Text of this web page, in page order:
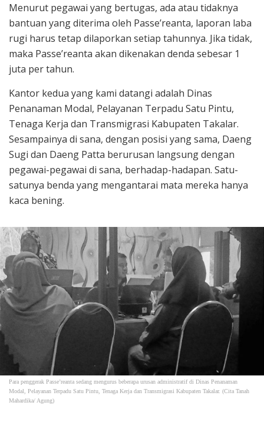
Menurut pegawai yang bertugas, ada atau tidaknya
bantuan yang diterima oleh Passe’reanta, laporan laba
rugi harus tetap dilaporkan setiap tahunnya. Jika tidak,
maka Passe’reanta akan dikenakan denda sebesar 1
juta per tahun.
Kantor kedua yang kami datangi adalah Dinas
Penanaman Modal, Pelayanan Terpadu Satu Pintu,
Tenaga Kerja dan Transmigrasi Kabupaten Takalar.
Sesampainya di sana, dengan posisi yang sama, Daeng
Sugi dan Daeng Patta berurusan langsung dengan
pegawai-pegawai di sana, berhadap-hadapan. Satu-
satunya benda yang mengantarai mata mereka hanya
kaca bening.
Para penggerak Passe’reanta sedang mengurus beberapa urusan administratif di Dinas Penanaman
Modal, Pelayanan Terpadu Satu Pintu, Tenaga Kerja dan Transmigrasi Kabupaten Takalar. (Cita Tanah
Mahardika/ Agung)